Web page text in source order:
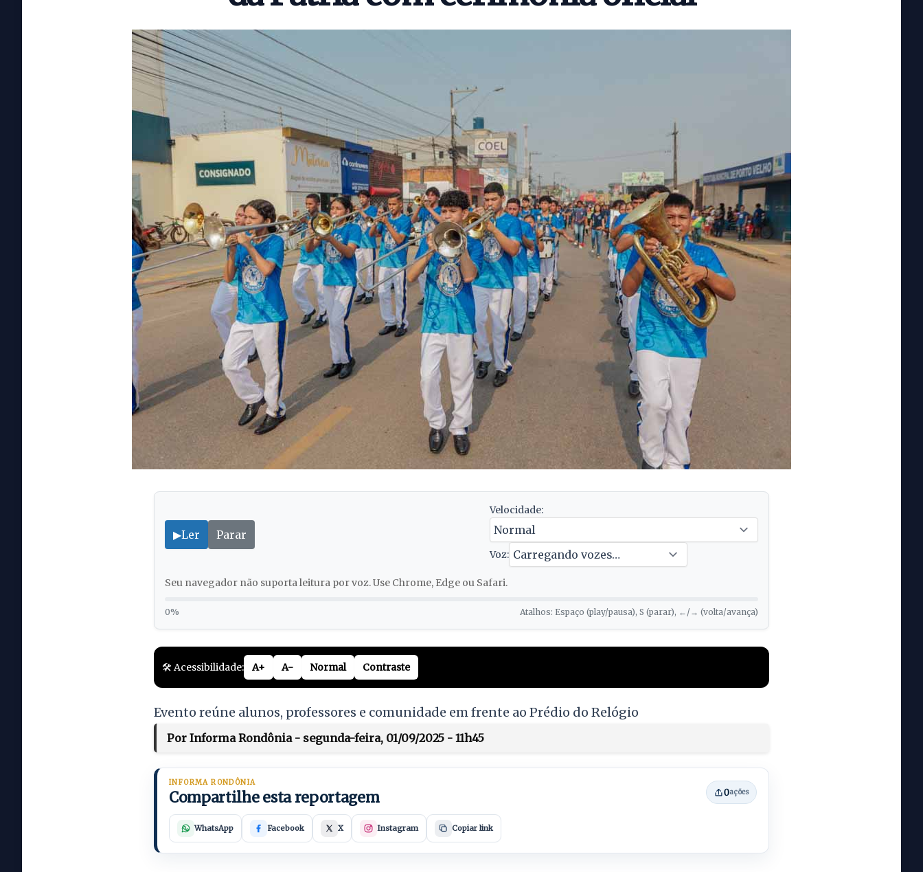
▶Ler Parar
Velocidade:
Voz:
Seu navegador não suporta leitura por voz. Use Chrome, Edge ou Safari.
0% Atalhos: Espaço (play/pausa), S (parar), ←/→ (volta/avança)
🛠️ Acessibilidade: A+ A- Normal Contraste
Evento reúne alunos, professores e comunidade em frente ao Prédio do Relógio
Por Informa Rondônia - segunda-feira, 01/09/2025 - 11h45
INFORMA RONDÔNIA
Compartilhe esta reportagem 0ações
WhatsApp Facebook X Instagram Copiar link